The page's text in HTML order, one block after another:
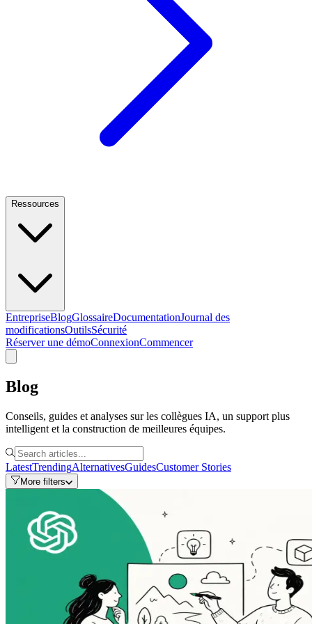
Ressources
EntrepriseBlogGlossaireDocumentationJournal des
modificationsOutilsSécurité
Réserver une démoConnexionCommencer
Blog
Conseils, guides et analyses sur les collègues IA, un support plus
intelligent et la construction de meilleures équipes.
LatestTrendingAlternativesGuidesCustomer Stories
More filters